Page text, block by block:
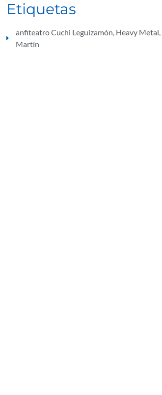
Etiquetas
anfiteatro Cuchi Leguizamón, Heavy Metal,
Martín